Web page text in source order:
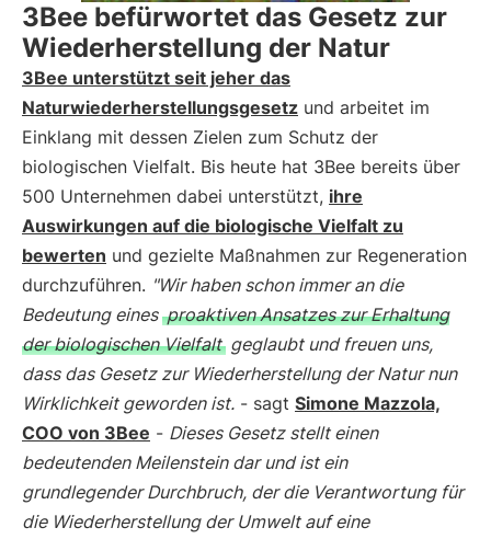
3Bee befürwortet das Gesetz zur
Wiederherstellung der Natur
3Bee unterstützt seit jeher das
Naturwiederherstellungsgesetz und arbeitet im
Einklang mit dessen Zielen zum Schutz der
biologischen Vielfalt. Bis heute hat 3Bee bereits über
500 Unternehmen dabei unterstützt, ihre
Auswirkungen auf die biologische Vielfalt zu
bewerten und gezielte Maßnahmen zur Regeneration
durchzuführen. "Wir haben schon immer an die
Bedeutung eines proaktiven Ansatzes zur Erhaltung
der biologischen Vielfalt geglaubt und freuen uns,
dass das Gesetz zur Wiederherstellung der Natur nun
Wirklichkeit geworden ist. - sagt Simone Mazzola,
COO von 3Bee - Dieses Gesetz stellt einen
bedeutenden Meilenstein dar und ist ein
grundlegender Durchbruch, der die Verantwortung für
die Wiederherstellung der Umwelt auf eine